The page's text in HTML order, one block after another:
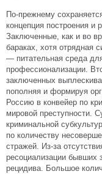
По-прежнему
концепция построения и
Заключенные, как и во
бараках, хотя отрядная
— питательная среда
профессионализации.
заключенных
пополняя и формируя
Россию в конвейер по
мировой преступности.
криминальной
по количеству
стражей. Из-за
ресоциализации бывших
рецидива. Большое